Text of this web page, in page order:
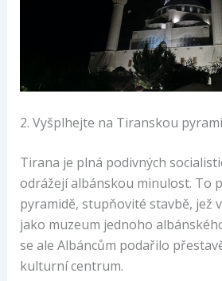
2. Vyšplhejte na Tiranskou
Tirana je plná podivných
odrážejí albánskou minulost. To
pyramidě, stupňovité stavbě, jež
jako muzeum jednoho
se ale Albáncům podařilo
kulturní centrum.